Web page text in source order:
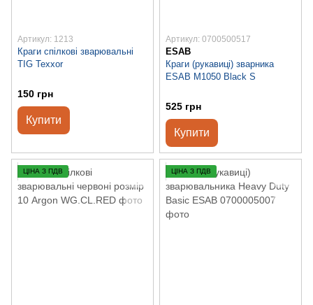
Артикул: 1213
Краги спілкові зварювальні
TIG Texxor
150 грн
Купити
Артикул: 0700500517
ESAB
Краги (рукавиці) зварника
ESAB М1050 Black S
525 грн
Купити
ЦІНА З ПДВ ЦІНА З ПДВ